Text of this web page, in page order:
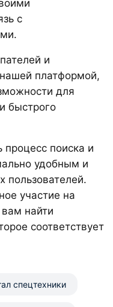
с
и
платформой,
для
быстрого
поиска и
удобным и
пользователей.
участие на
найти
соответствует
спецтехники